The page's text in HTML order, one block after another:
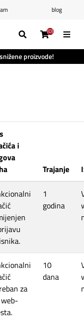
proizvode!
blog
(0)
(0)
(0)
(0)
i
Trajanje
1
godina
za
10
dana